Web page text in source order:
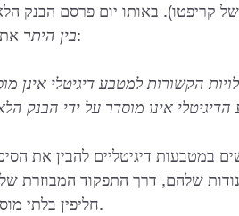
קריפטו). באותו יום פרסם
בין היתראת הדברים הבאים:
דיגיטליים להבין את
שלהם, דרך התפקוד המבוזרת
חליפין בלתי מוסדרות ואנונימיות.